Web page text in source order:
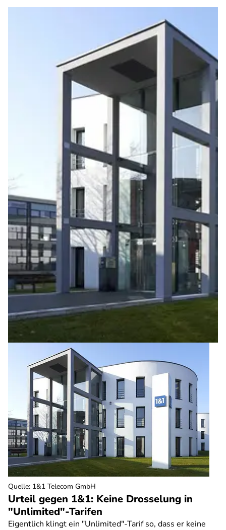
Urteil gegen 1&1: Keine Drosselung in
"Unlimited"-Tarifen
Eigentlich klingt ein "Unlimited"-Tarif so, dass er keine
Quelle: 1&1 Telecom GmbH